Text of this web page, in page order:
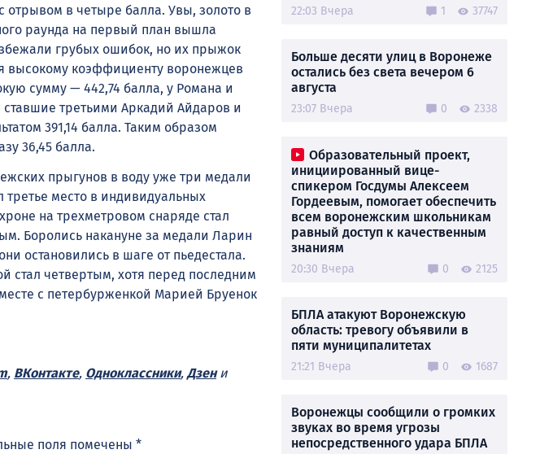
в четыре балла. Увы, золото в
раунда на первый план вышла
грубых ошибок, но их прыжок
высокому коэффициенту воронежцев
сумму — 442,74 балла, у Романа и
ставшие третьими Аркадий Айдаров и
391,14 балла. Таким образом
36,45 балла.
прыгунов в воду уже три медали
место в индивидуальных
на трехметровом снаряде стал
Боролись накануне за медали Ларин
остановились в шаге от пьедестала.
стал четвертым, хотя перед последним
с петербурженкой Марией Бруенок
, ВКонтакте, Одноклассники, Дзени
поля помечены *
22:03 Вчера 1 37747
Больше десяти улиц в Воронеже
остались без света вечером 6
августа
23:07 Вчера 0 2338
Образовательный проект,
инициированный вице-
спикером Госдумы Алексеем
Гордеевым, помогает обеспечить
всем воронежским школьникам
равный доступ к качественным
знаниям
20:30 Вчера 0 2125
БПЛА атакуют Воронежскую
область: тревогу объявили в
пяти муниципалитетах
21:21 Вчера 0 1687
Воронежцы сообщили о громких
звуках во время угрозы
непосредственного удара БПЛА